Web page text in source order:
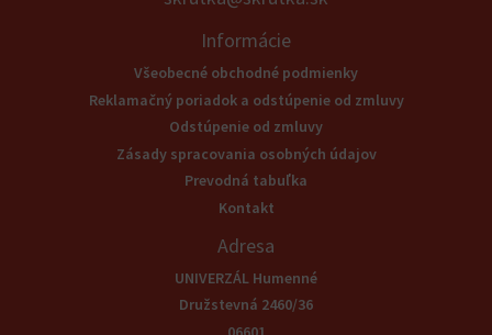
Informácie
Všeobecné obchodné podmienky
Reklamačný poriadok a odstúpenie od zmluvy
Odstúpenie od zmluvy
Zásady spracovania osobných údajov
Prevodná tabuľka
Kontakt
Adresa
UNIVERZÁL Humenné
Družstevná 2460/36